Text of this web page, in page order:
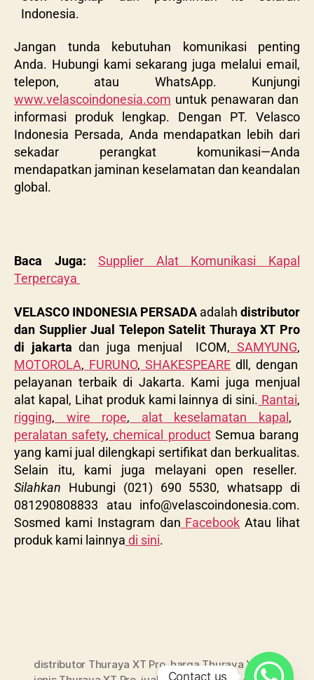
Indonesia.
Jangan tunda kebutuhan komunikasi penting
Anda. Hubungi kami sekarang juga melalui email,
telepon, atau WhatsApp. Kunjungi
www.velascoindonesia.com untuk penawaran dan
informasi produk lengkap. Dengan PT. Velasco
Indonesia Persada, Anda mendapatkan lebih dari
sekadar perangkat komunikasi—Anda
mendapatkan jaminan keselamatan dan keandalan
global.
Baca Juga:
Supplier Alat Komunikasi Kapal
Terpercaya
VELASCO INDONESIA PERSADA adalah distributor
dan Supplier Jual Telepon Satelit Thuraya XT Pro
di jakarta dan juga menjual ICOM, SAMYUNG,
MOTOROLA, FURUNO, SHAKESPEARE dll, dengan
pelayanan terbaik di Jakarta. Kami juga menjual
alat kapal, Lihat produk kami lainnya di sini. Rantai,
rigging, wire rope, alat keselamatan kapal,
peralatan safety, chemical productSemua barang
yang kami jual dilengkapi sertifikat dan berkualitas.
Selain itu, kami juga melayani open reseller.
Silahkan Hubungi (021) 690 5530, whatsapp di
081290808833 atau info@velascoindonesia.com.
Sosmed kami Instagram dan Facebook Atau lihat
produk kami lainnya di sini.
distributor Thuraya XT Pro,harga Thuraya XT Pro,
Contact us